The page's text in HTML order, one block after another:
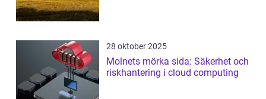
28 oktober 2025
Molnets mörka sida: Säkerhet och
riskhantering i cloud computing